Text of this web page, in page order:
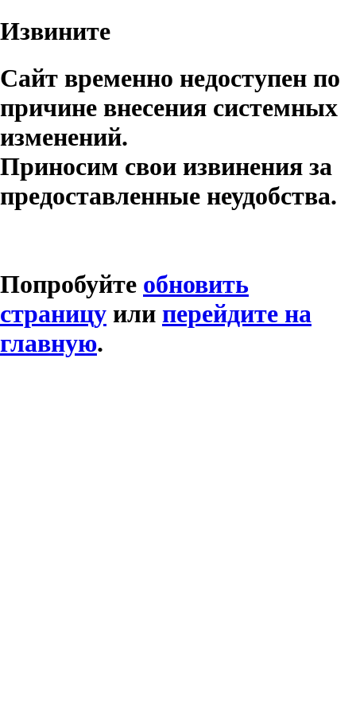
Извините
Сайт временно недоступен по
причине внесения системных
изменений.
Приносим свои извинения за
предоставленные неудобства.
Попробуйте обновить
страницу или перейдите на
главную.